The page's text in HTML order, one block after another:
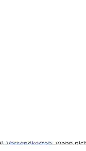
Versandkosten, wenn